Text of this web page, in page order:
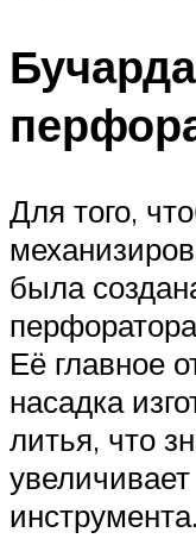
Для того,
была
Её главное
насадка
литья, что
инструмента.